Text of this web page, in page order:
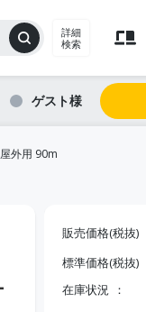
詳細
検索
ゲスト
外用 90m
販売価格(税抜)
標準価格(税抜)
在庫状況